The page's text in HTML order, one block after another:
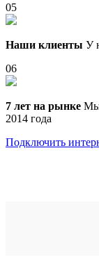
05
Наши клиенты У
06
7 лет на рынке Мы
2014 года
Подключить